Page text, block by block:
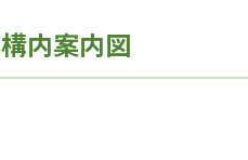
内案内図